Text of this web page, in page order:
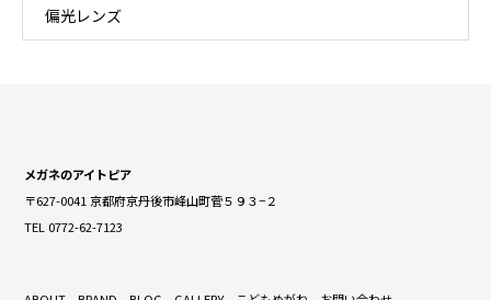
偏光レンズ
メガネのアイトピア
〒627-0041 京都府京丹後市峰山町菅５９３−２
TEL 0772-62-7123